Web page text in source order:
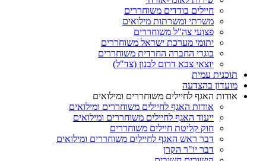
חיילים בודדים משוחררים
משרתי ומשרתות מילואים
פצועי צה"ל משוחררים
יתומי מערכת ישראל משוחררים
בוגרי החברה החרדית משוחררים
יוצאי צבא דרום לבנון (צד"ל)
תוכנית עמית
מועדון בהצדעה
אודות האגף לחיילים משוחררים ומילואים
אודות האגף לחיילים משוחררים ומילואים
ייעוד האגף לחיילים משוחררים ומילואים
חוק קליטת חיילים משוחררים
דבר ראש האגף לחיילים משוחררים ומילואים
דבר יו"ר הקרן